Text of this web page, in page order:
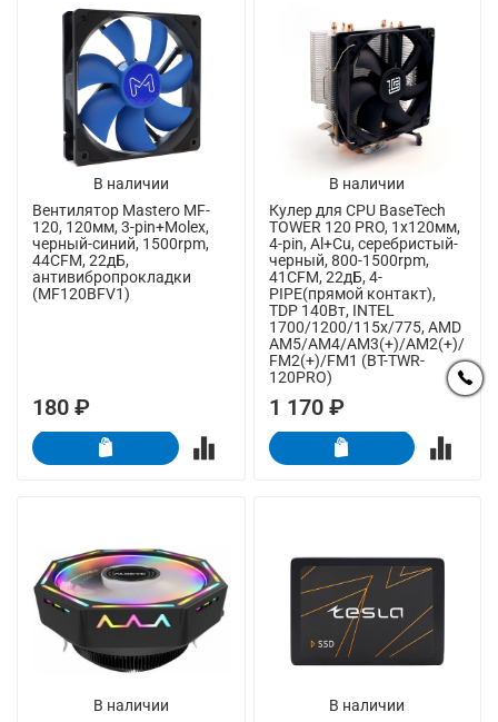
В наличии
Вентилятор Mastero MF-
120, 120мм, 3-pin+Molex,
черный-синий, 1500rpm,
44CFM, 22дБ,
антивибропрокладки
(MF120BFV1)
180 ₽
В наличии
Кулер для CPU BaseTech
TOWER 120 PRO, 1х120мм,
4-pin, Al+Cu, серебристый-
черный, 800-1500rpm,
41CFM, 22дБ, 4-
PIPE(прямой контакт),
TDP 140Вт, INTEL
1700/1200/115x/775, AMD
AM5/AM4/AM3(+)/AM2(+)/
FM2(+)/FM1 (BT-TWR-
120PRO)
1 170 ₽
В наличии
В наличии